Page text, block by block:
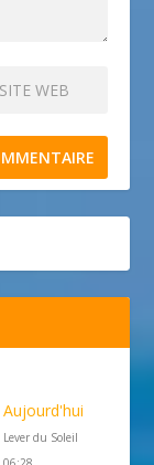
Aujourd'hui
Lever du Soleil